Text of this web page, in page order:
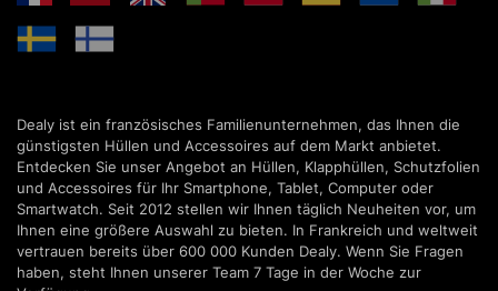
Dealy ist ein französisches Familienunternehmen, das Ihnen die
günstigsten Hüllen und Accessoires auf dem Markt anbietet.
Entdecken Sie unser Angebot an Hüllen, Klapphüllen, Schutzfolien
und Accessoires für Ihr Smartphone, Tablet, Computer oder
Smartwatch. Seit 2012 stellen wir Ihnen täglich Neuheiten vor, um
Ihnen eine größere Auswahl zu bieten. In Frankreich und weltweit
vertrauen bereits über 600 000 Kunden Dealy. Wenn Sie Fragen
haben, steht Ihnen unserer Team 7 Tage in der Woche zur